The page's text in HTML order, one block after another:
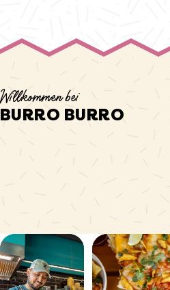
Willkommen bei
BURRO BURRO